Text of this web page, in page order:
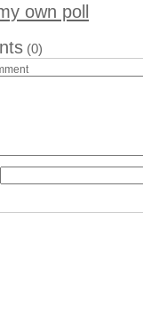
own poll
(0)